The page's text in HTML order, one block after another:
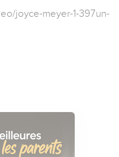
joyce-meyer-1-397un-